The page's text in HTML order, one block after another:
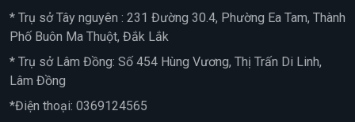
* Trụ sở Tây nguyên : 231 Đường 30.4, Phường Ea Tam, Thành
Phố Buôn Ma Thuột, Đắk Lắk
* Trụ sở Lâm Đồng: Số 454 Hùng Vương, Thị Trấn Di Linh,
Lâm Đồng
*Điện thoại: 0369124565